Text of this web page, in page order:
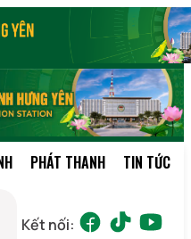
PHÁT THANH TIN TỨC
Kết nối: